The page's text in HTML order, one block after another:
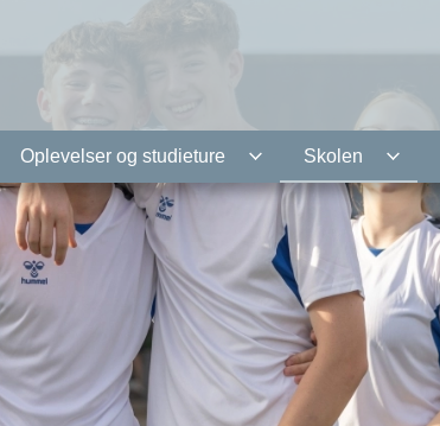
Oplevelser og studieture Skolen